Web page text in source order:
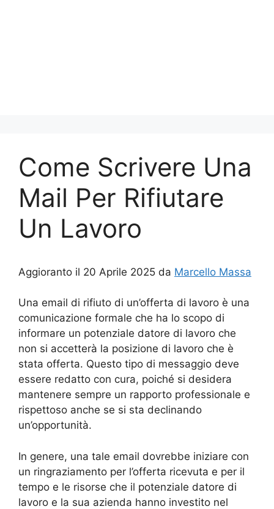
Come Scrivere Una
Mail Per Rifiutare
Un Lavoro
Aggioranto il 20 Aprile 2025 da Marcello Massa
Una email di rifiuto di un’offerta di lavoro è una
comunicazione formale che ha lo scopo di
informare un potenziale datore di lavoro che
non si accetterà la posizione di lavoro che è
stata offerta. Questo tipo di messaggio deve
essere redatto con cura, poiché si desidera
mantenere sempre un rapporto professionale e
rispettoso anche se si sta declinando
un’opportunità.
In genere, una tale email dovrebbe iniziare con
un ringraziamento per l’offerta ricevuta e per il
tempo e le risorse che il potenziale datore di
lavoro e la sua azienda hanno investito nel